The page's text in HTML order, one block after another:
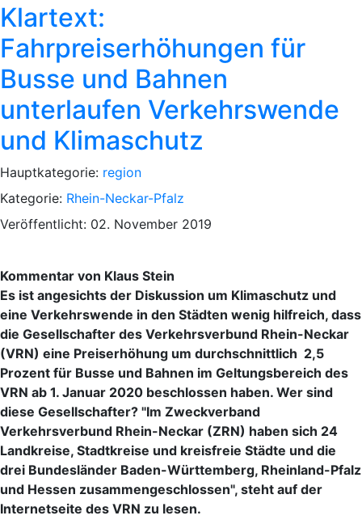
Klartext:
Fahrpreiserhöhungen für
Busse und Bahnen
unterlaufen Verkehrswende
und Klimaschutz
Hauptkategorie: region
Kategorie: Rhein-Neckar-Pfalz
Veröffentlicht: 02. November 2019
Kommentar von Klaus Stein
Es ist angesichts der Diskussion um Klimaschutz und
eine Verkehrswende in den Städten wenig hilfreich, dass
die Gesellschafter des Verkehrsverbund Rhein-Neckar
(VRN) eine Preiserhöhung um durchschnittlich 2,5
Prozent für Busse und Bahnen im Geltungsbereich des
VRN ab 1. Januar 2020 beschlossen haben. Wer sind
diese Gesellschafter? "Im Zweckverband
Verkehrsverbund Rhein-Neckar (ZRN) haben sich 24
Landkreise, Stadtkreise und kreisfreie Städte und die
drei Bundesländer Baden-Württemberg, Rheinland-Pfalz
und Hessen zusammengeschlossen", steht auf der
Internetseite des VRN zu lesen.